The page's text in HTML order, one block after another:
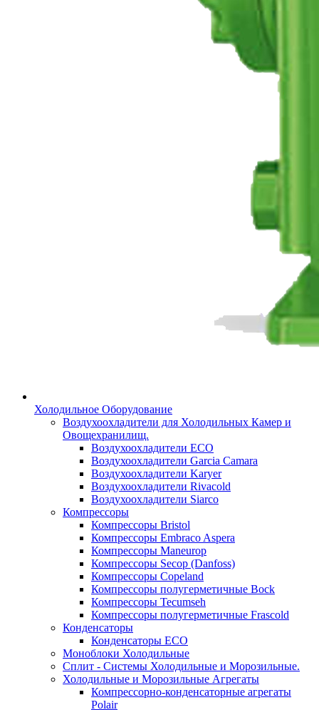
Холодильное Оборудование
Воздухоохладители для Холодильных Камер и
Овощехранилищ.
Воздухоохладители ECO
Воздухоохладители Garcia Camara
Воздухоохладители Karyer
Воздухоохладители Rivacold
Воздухоохладители Siarco
Компрессоры
Компрессоры Bristol
Компрессоры Embraco Aspera
Компрессоры Maneurop
Компрессоры Secop (Danfoss)
Компрессоры Copeland
Компрессоры полугерметичные Bock
Компрессоры Tecumseh
Компрессоры полугерметичные Frascold
Конденсаторы
Конденсаторы ECO
Моноблоки Холодильные
Сплит - Системы Холодильные и Морозильные.
Холодильные и Морозильные Агрегаты
Компрессорно-конденсаторные агрегаты
Polair